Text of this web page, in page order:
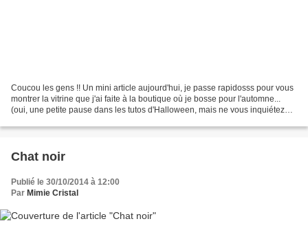
Coucou les gens !! Un mini article aujourd'hui, je passe rapidosss pour vous
montrer la vitrine que j'ai faite à la boutique où je bosse pour l'automne...
(oui, une petite pause dans les tutos d'Halloween, mais ne vous inquiétez
Chat noir
Publié le 30/10/2014 à 12:00
Par Mimie Cristal